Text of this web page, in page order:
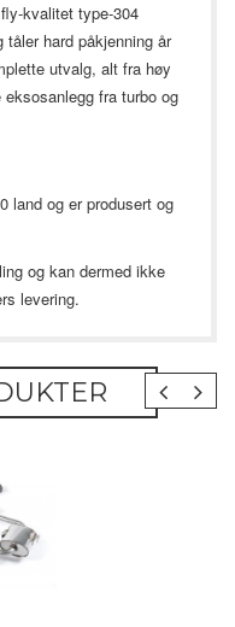
kvalitet type-304
hard påkjenning år
utvalg, alt fra høy
fra turbo og
land og er produsert og
og kan dermed ikke
levering.